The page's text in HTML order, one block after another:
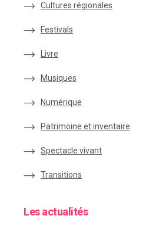
Cultures régionales
Festivals
Livre
Musiques
Numérique
Patrimoine et inventaire
Spectacle vivant
Transitions
Les actualités